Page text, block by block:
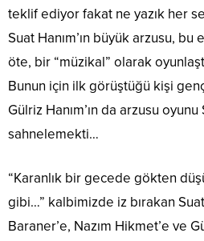
teklif ediyor fakat ne yazık her
Suat Hanım’ın büyük arzusu, bu
öte, bir “müzikal” olarak
Bunun için ilk görüştüğü kişi
Gülriz Hanım’ın da arzusu
sahnelemekti…
“Karanlık bir gecede gökten
gibi…” kalbimizde iz bırakan
Baraner’e, Nazım Hikmet’e ve